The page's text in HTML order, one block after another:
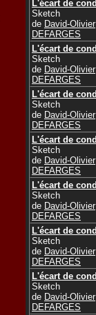
L'écart de
Sketch
de David-Olivier
DEFARGES
L'écart de
Sketch
de David-Olivier
DEFARGES
L'écart de
Sketch
de David-Olivier
DEFARGES
L'écart de
Sketch
de David-Olivier
DEFARGES
L'écart de
Sketch
de David-Olivier
DEFARGES
L'écart de
Sketch
de David-Olivier
DEFARGES
L'écart de
Sketch
de David-Olivier
DEFARGES